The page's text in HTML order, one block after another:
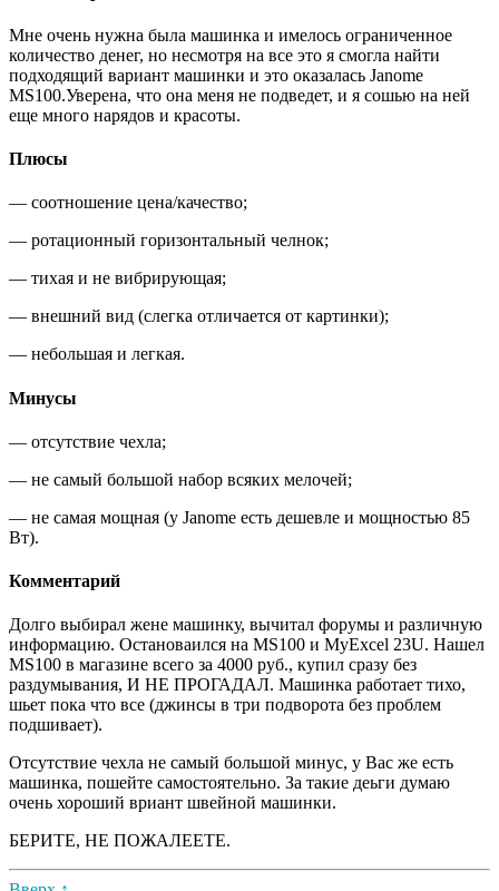
Мне очень нужна была машинка и имелось ограниченное
количество денег, но несмотря на все это я смогла найти
подходящий вариант машинки и это оказалась Janome
MS100.Уверена, что она меня не подведет, и я сошью на ней
еще много нарядов и красоты.
Плюсы
— соотношение цена/качество;
— ротационный горизонтальный челнок;
— тихая и не вибрирующая;
— внешний вид (слегка отличается от картинки);
— небольшая и легкая.
Минусы
— отсутствие чехла;
— не самый большой набор всяких мелочей;
— не самая мощная (у Janome есть дешевле и мощностью 85
Вт).
Комментарий
Долго выбирал жене машинку, вычитал форумы и различную
информацию. Остановаился на MS100 и MyExcel 23U. Нашел
MS100 в магазине всего за 4000 руб., купил сразу без
раздумывания, И НЕ ПРОГАДАЛ. Машинка работает тихо,
шьет пока что все (джинсы в три подворота без проблем
подшивает).
Отсутствие чехла не самый большой минус, у Вас же есть
машинка, пошейте самостоятельно. За такие деьги думаю
очень хороший вриант швейной машинки.
БЕРИТЕ, НЕ ПОЖАЛЕЕТЕ.